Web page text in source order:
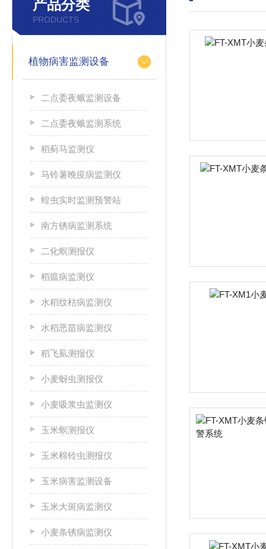
产品分类
PRODUCTS
植物病害监测设备
二点委夜蛾监测设备
二点委夜蛾监测系统
稻蓟马监测仪
马铃薯晚疫病监测仪
蝗虫实时监测预警站
南方锈病监测系统
二化螟测报仪
稻瘟病监测仪
水稻纹枯病监测仪
水稻恶苗病监测仪
稻飞虱测报仪
小麦蚜虫测报仪
小麦吸浆虫监测仪
玉米螟测报仪
玉米棉铃虫测报仪
玉米病害监测设备
玉米大斑病监测仪
小麦条锈病监测仪